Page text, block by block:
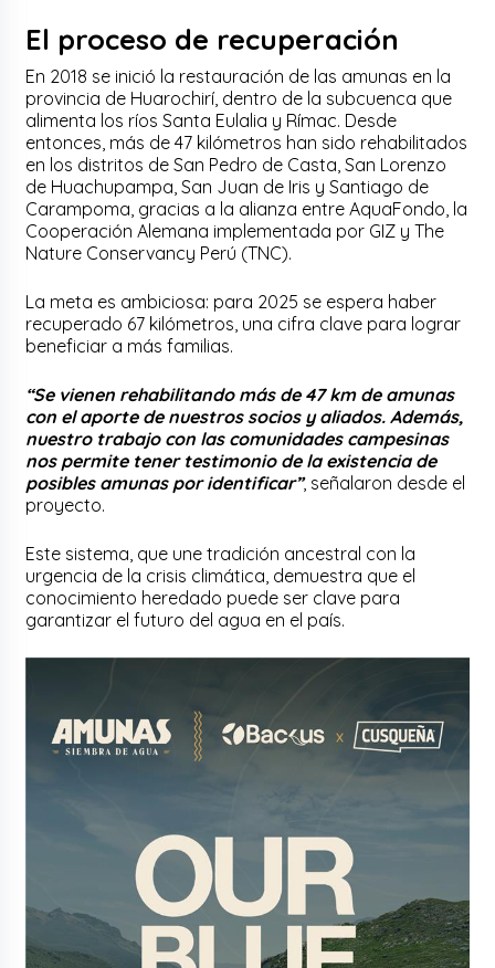
El proceso de recuperación
En 2018 se inició la restauración de las amunas en la
provincia de Huarochirí, dentro de la subcuenca que
alimenta los ríos Santa Eulalia y Rímac. Desde
entonces, más de 47 kilómetros han sido rehabilitados
en los distritos de San Pedro de Casta, San Lorenzo
de Huachupampa, San Juan de Iris y Santiago de
Carampoma, gracias a la alianza entre AquaFondo, la
Cooperación Alemana implementada por GIZ y The
Nature Conservancy Perú (TNC).
La meta es ambiciosa: para 2025 se espera haber
recuperado 67 kilómetros, una cifra clave para lograr
beneficiar a más familias.
“Se vienen rehabilitando más de 47 km de amunas
con el aporte de nuestros socios y aliados. Además,
nuestro trabajo con las comunidades campesinas
nos permite tener testimonio de la existencia de
posibles amunas por identificar”, señalaron desde el
proyecto.
Este sistema, que une tradición ancestral con la
urgencia de la crisis climática, demuestra que el
conocimiento heredado puede ser clave para
garantizar el futuro del agua en el país.